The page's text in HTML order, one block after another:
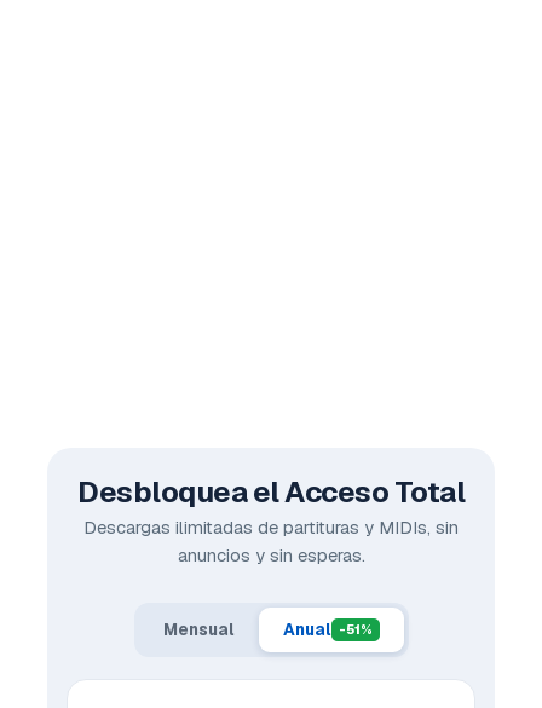
Desbloquea el Acceso Total
Descargas ilimitadas de partituras y MIDIs, sin
anuncios y sin esperas.
Mensual Anual -51%